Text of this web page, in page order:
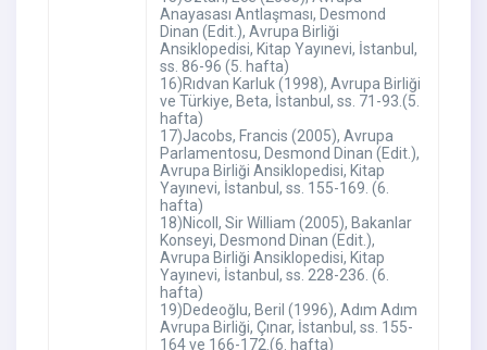
Anayasası Antlaşması, Desmond
Dinan (Edit.), Avrupa Birliği
Ansiklopedisi, Kitap Yayınevi, İstanbul,
ss. 86-96 (5. hafta)
16)Rıdvan Karluk (1998), Avrupa Birliği
ve Türkiye, Beta, İstanbul, ss. 71-93.(5.
hafta)
17)Jacobs, Francis (2005), Avrupa
Parlamentosu, Desmond Dinan (Edit.),
Avrupa Birliği Ansiklopedisi, Kitap
Yayınevi, İstanbul, ss. 155-169. (6.
hafta)
18)Nicoll, Sir William (2005), Bakanlar
Konseyi, Desmond Dinan (Edit.),
Avrupa Birliği Ansiklopedisi, Kitap
Yayınevi, İstanbul, ss. 228-236. (6.
hafta)
19)Dedeoğlu, Beril (1996), Adım Adım
Avrupa Birliği, Çınar, İstanbul, ss. 155-
164 ve 166-172.(6. hafta)